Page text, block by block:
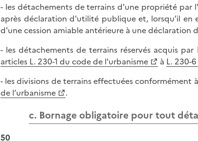
- les détachements de terrains d'une propriété
après déclaration d'utilité publique et, lorsqu'il
d'une cession amiable antérieure à une déclaration
- les détachements de terrains réservés acquis
articles L. 230-1 du code de l'urbanisme
à L. 230-
- les divisions de terrains effectuées conformément
de l’urbanisme
.
c. Bornage obligatoire pour tout
50